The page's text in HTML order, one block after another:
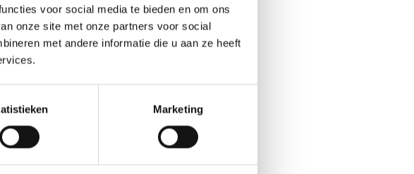
voor social media te bieden en om ons
onze site met onze partners voor social
met andere informatie die u aan ze heeft
Marketing